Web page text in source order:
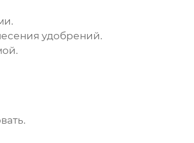
удобрений.